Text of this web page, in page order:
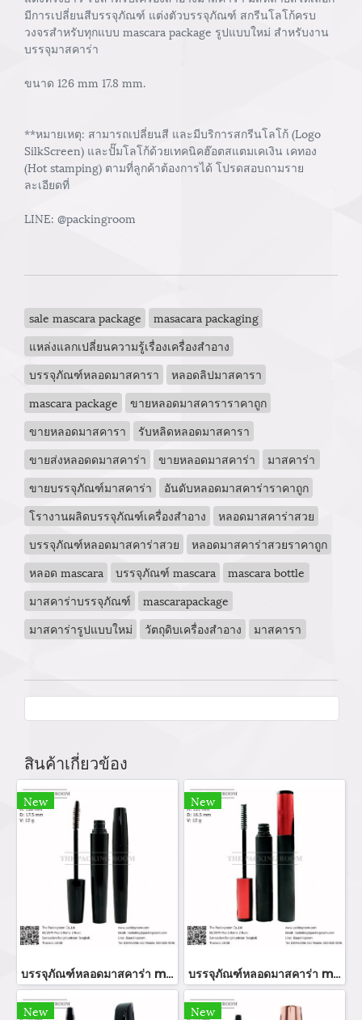
มีการเปลี่ยนสีบรรจุภัณฑ์ แต่งตัวบรรจุภัณฑ์ สกรีนโลโก้ครบ
วงจรสำหรับทุกแบบ mascara package รูปแบบใหม่ สำหรับงาน
บรรจุมาสคาร่า
ขนาด 126 mm 17.8 mm.
**หมายเหตุ: สามารถเปลี่ยนสี และมีบริการสกรีนโลโก้ (Logo
SilkScreen) และปั๊มโลโก้ด้วยเทคนิคฮ๊อตสแตมเคเงิน เคทอง
(Hot stamping) ตามที่ลูกค้าต้องการได้ โปรดสอบถามราย
ละเอียดที่
LINE: @packingroom
sale mascara package
masacara packaging
แหล่งแลกเปลี่ยนความรู้เรื่องเครื่องสำอาง
บรรจุภัณฑ์หลอดมาสคารา
หลอดลิปมาสคารา
mascara package
ขายหลอดมาสคาราราคาถูก
ขายหลอดมาสคารา
รับหลิดหลอดมาสคารา
ขายส่งหลอดดมาสคาร่า
ขายหลอดมาสคาร่า
มาสคาร่า
ขายบรรจุภัณฑ์มาสคาร่า
อันดับหลอดมาสคาร่าราคาถูก
โรางานผลิดบรรจุภัณฑ์เครื่องสำอาง
หลอดมาสคาร่าสวย
บรรจุภัณฑ์หลอดมาสคาร่าสวย
หลอดมาสคาร่าสวยราคาถูก
หลอด mascara
บรรจุภัณฑ์ mascara
mascara bottle
มาสคาร่าบรรจุภัณฑ์
mascarapackage
มาสคาร่ารูปแบบใหม่
วัตถุดิบเครื่องสำอาง มาสคารา
สินค้าเกี่ยวข้อง
New
บรรจุภัณฑ์หลอดมาสคาร่า mascara tube/ mascara bottle ขวมมาสคาร่า จำหน่ายบรรจุภัณฑ์เครื่องสำอางทุกประเภท
New
บรรจุภัณฑ์หลอดมาสคาร่า mascara tube/ mascara bottle ขวมมาสคาร่า จำหน่ายบรรจุภัณฑ์เครื่องสำอางทุกประเภท
New New